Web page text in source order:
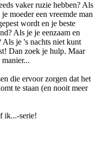
vaker ruzie hebben? Als
moeder een vreemde man
wordt en je beste
Als je je eenzaam en
Als je 's nachts niet kunt
Dan zoek je hulp. Maar
die ervoor zorgen dat het
te staan (en nooit meer
ik...-serie!